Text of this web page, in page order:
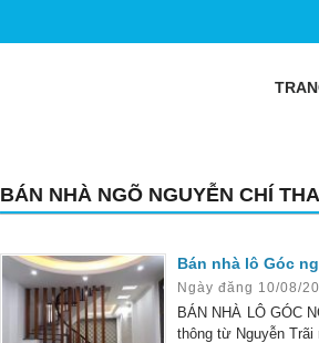
BÁN NHÀ NGÕ NGUYỄN CHÍ
Bán nhà lô Góc
Ngày đăng 10/08/
BÁN NHÀ LÔ GÓC
thông từ Nguyễn